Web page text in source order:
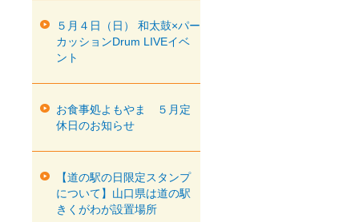
５月４日（日） 和太鼓×パー
カッションDrum LIVEイベ
ント
お食事処よもやま ５月定
休日のお知らせ
【道の駅の日限定スタンプ
について】山口県は道の駅
きくがわが設置場所